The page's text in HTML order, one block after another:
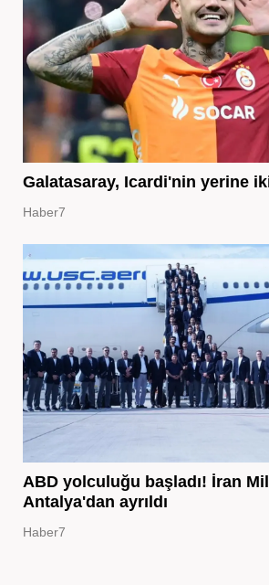
Galatasaray, Icardi'nin yerine
Haber7
ABD yolculuğu başladı! İran
Antalya'dan ayrıldı
Haber7